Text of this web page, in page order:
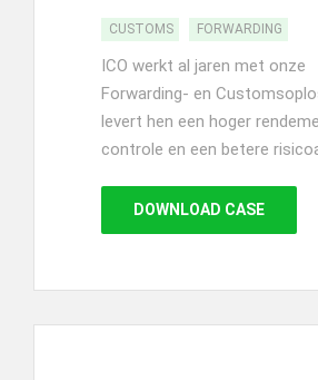
CUSTOMS FORWARDING
ICO werkt al jaren met onze
Forwarding- en
levert hen een hoger
controle en een betere
DOWNLOAD CASE